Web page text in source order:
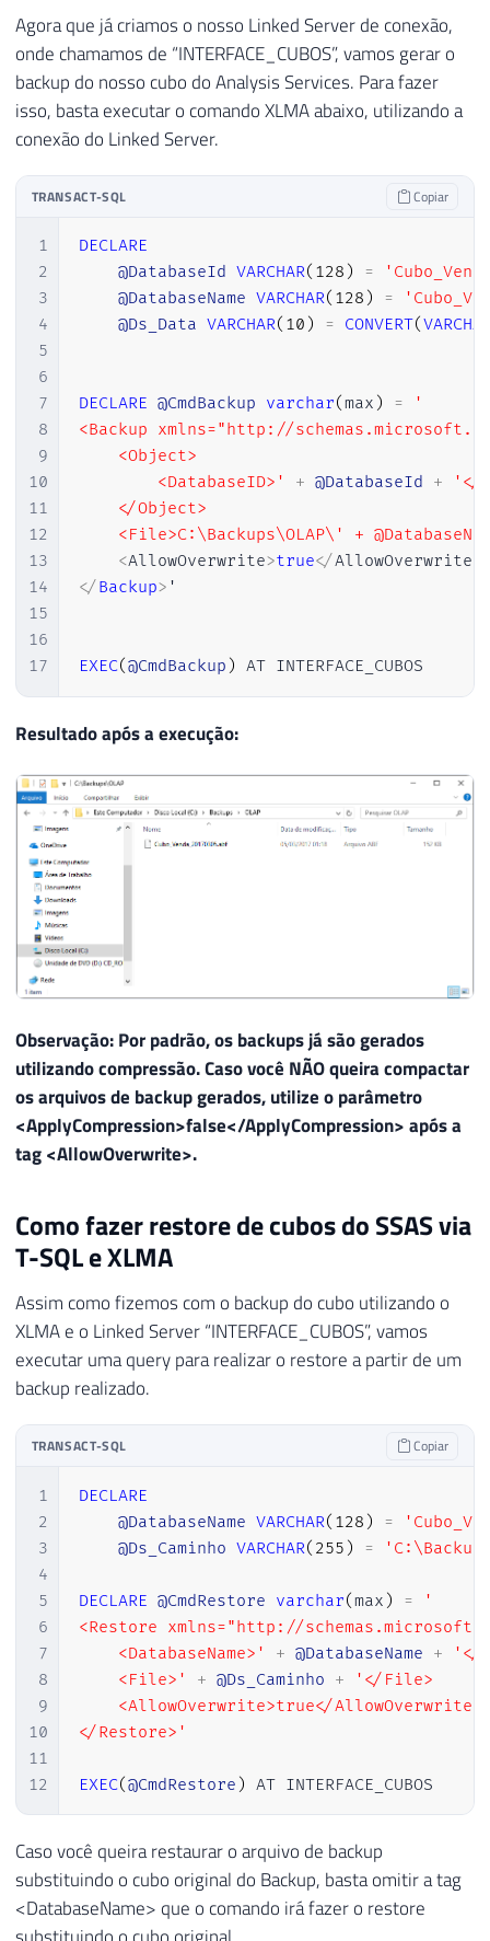
Agora que já criamos o nosso Linked Server de conexão,
onde chamamos de “INTERFACE_CUBOS”, vamos gerar o
backup do nosso cubo do Analysis Services. Para fazer
isso, basta executar o comando XLMA abaixo, utilizando a
conexão do Linked Server.
TRANSACT-SQL Copiar
1
2
3
4
5
6
7
8
9
10
11
12
13
14
15
16
17
DECLARE
@DatabaseId VARCHAR( 128 ) =
@DatabaseName VARCHAR( 128 ) =
@Ds_Data VARCHAR( 10 ) = CONVERT(
DECLARE @CmdBackup varchar(max ) =
'
<Backup xmlns="http://
    <Object>
        <DatabaseID>'
+ @DatabaseId +
'</
    </Object>
<File>C:\Backups\OLAP\' +
<AllowOverwrite>true</AllowOverwrite
</ Backup> '
EXEC(@CmdBackup ) AT INTERFACE_CUBOS
Resultado após a execução:
Observação: Por padrão, os backups já são gerados
utilizando compressão. Caso você NÃO queira compactar
os arquivos de backup gerados, utilize o parâmetro
<ApplyCompression>false</ApplyCompression> após a
tag <AllowOverwrite>.
Como fazer restore de cubos do SSAS via
T-SQL e XLMA
Assim como fizemos com o backup do cubo utilizando o
XLMA e o Linked Server “INTERFACE_CUBOS”, vamos
executar uma query para realizar o restore a partir de um
backup realizado.
TRANSACT-SQL Copiar
1
2
3
4
5
6
7
8
9
10
11
12
DECLARE
@DatabaseName VARCHAR( 128 ) =
@Ds_Caminho VARCHAR( 255 ) =
DECLARE @CmdRestore varchar(max ) =
'
<Restore xmlns="http://
    <DatabaseName>'
+ @DatabaseName +
'</
    <File>'
+ @Ds_Caminho +
'</File>
    <AllowOverwrite>true</AllowOverwrite>
</Restore>'
EXEC(@CmdRestore ) AT INTERFACE_CUBOS
Caso você queira restaurar o arquivo de backup
substituindo o cubo original do Backup, basta omitir a tag
<DatabaseName> que o comando irá fazer o restore